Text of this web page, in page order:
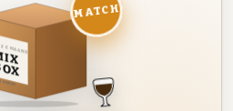
MAAND
8 BIEREN
MATCH